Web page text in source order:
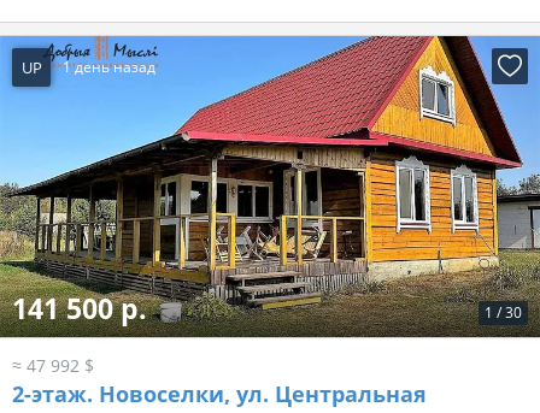
UP 1 день назад
1 /30
141 500 р.
≈ 47 992 $
2-этаж. Новоселки, ул. Центральная